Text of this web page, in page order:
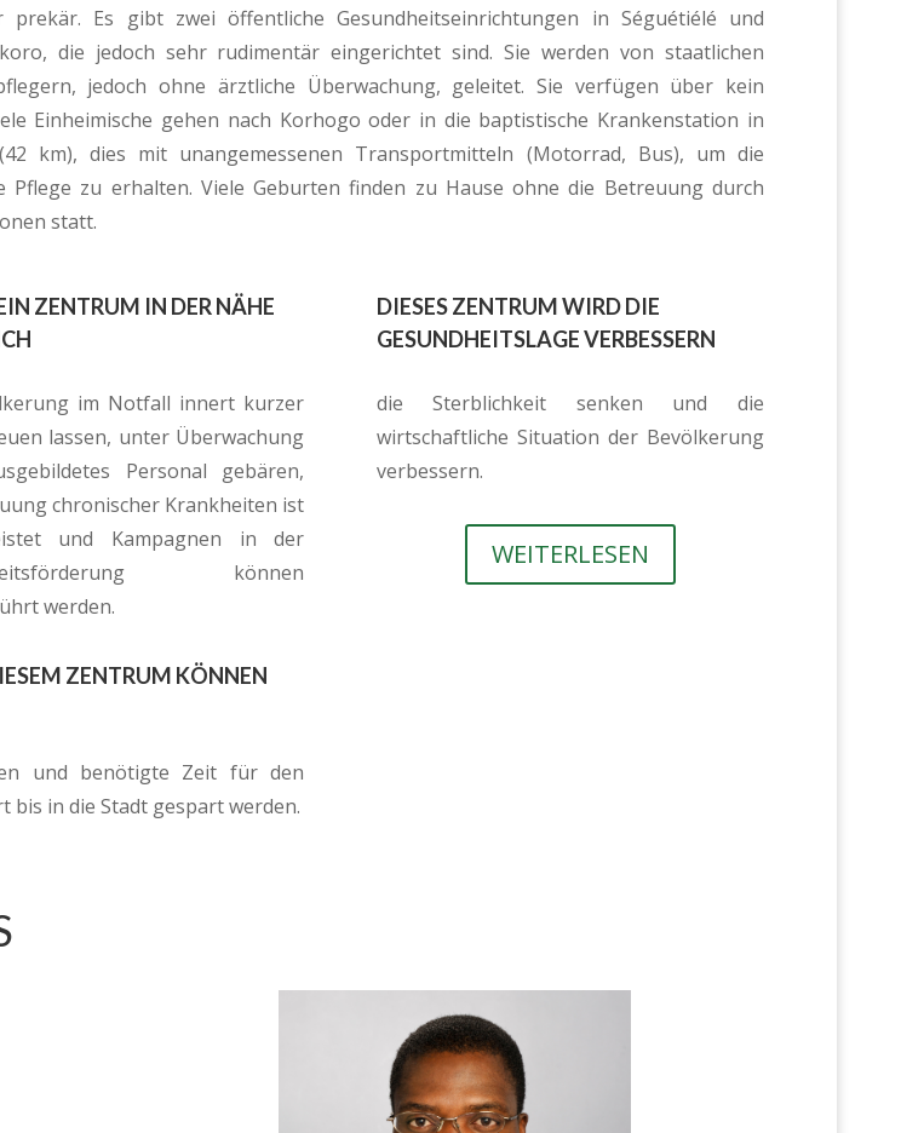
prekär. Es gibt zwei öffentliche Gesundheitseinrichtungen in Séguétiélé und
die jedoch sehr rudimentär eingerichtet sind. Sie werden von staatlichen
jedoch ohne ärztliche Überwachung, geleitet. Sie verfügen über kein
Einheimische gehen nach Korhogo oder in die baptistische Krankenstation in
km), dies mit unangemessenen Transportmitteln (Motorrad, Bus), um die
Pflege zu erhalten. Viele Geburten finden zu Hause ohne die Betreuung durch
statt.
ZENTRUM IN DER NÄHE
im Notfall innert kurzer
lassen, unter Überwachung
Personal gebären,
chronischer Krankheiten ist
und Kampagnen in der
können
werden.
ZENTRUM KÖNNEN
und benötigte Zeit für den
bis in die Stadt gespart werden.
DIESES ZENTRUM WIRD DIE
GESUNDHEITSLAGE VERBESSERN
die Sterblichkeit senken und die
wirtschaftliche Situation der Bevölkerung
verbessern.
WEITERLESEN